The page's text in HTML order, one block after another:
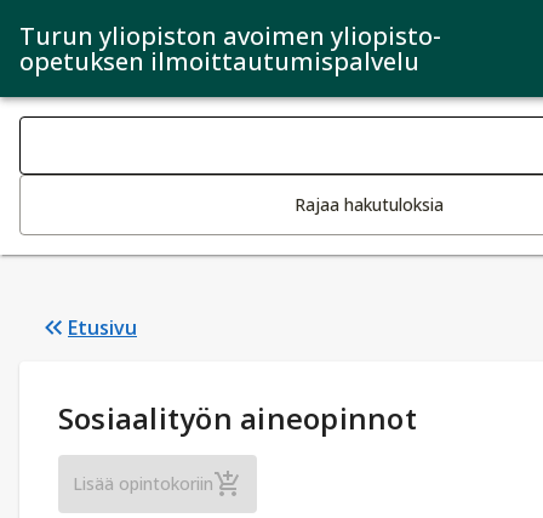
Turun yliopiston avoimen yliopisto-
opetuksen ilmoittautumispalvelu
Haku kategoriat
Rajaa hakutuloksia
Etusivu
Opintotiedot:
Sosiaalityön aineopinnot
Lisää opintokoriinSosiaalityön aineopinnot